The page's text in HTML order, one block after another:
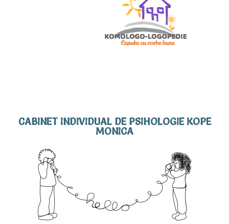
CABINET INDIVIDUAL DE PSIHOLOGIE KOPE
MONICA